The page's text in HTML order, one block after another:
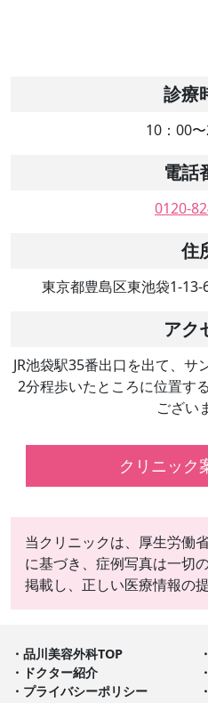
診療
10：00
電話
0120-
住
東京都豊島区東池袋1-
アク
JR池袋駅35番出口を出て、
2分程歩いたところに位置す
ござい
クリニック
当クリニックは、厚生労働
に基づき、症例写真は一切
掲載し、正しい医療情報の
品川美容外科TOP
ドクター紹介
プライバシーポリシー